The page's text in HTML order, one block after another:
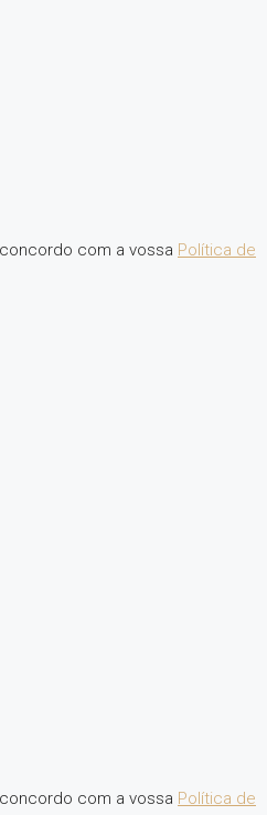
com a vossa Política de
com a vossa Política de